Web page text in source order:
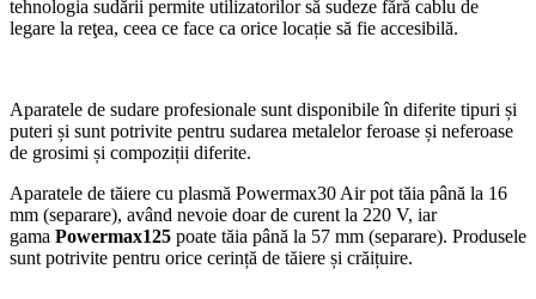
tehnologia sudării permite utilizatorilor să sudeze fără cablu de
legare la reţea, ceea ce face ca orice locație să fie accesibilă.
Aparatele de sudare profesionale sunt disponibile în diferite tipuri și
puteri și sunt potrivite pentru sudarea metalelor feroase și neferoase
de grosimi și compoziții diferite.
Aparatele de tăiere cu plasmă Powermax30 Air pot tăia până la 16
mm (separare), având nevoie doar de curent la 220 V, iar
gama Powermax125 poate tăia până la 57 mm (separare). Produsele
sunt potrivite pentru orice cerință de tăiere și crăițuire.